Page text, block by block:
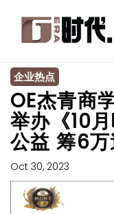
企业热点
OE杰青商
举办《10
公益 筹6
Oct 30, 2023